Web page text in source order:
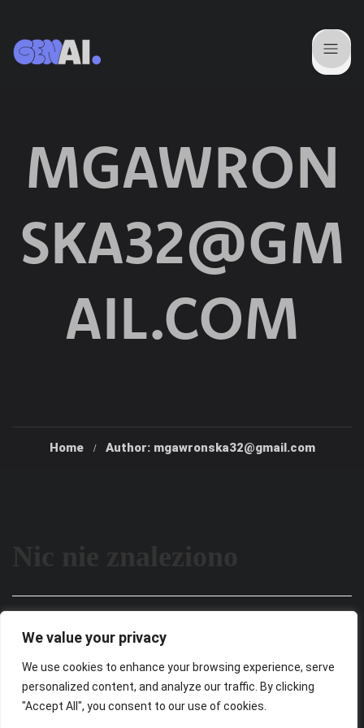
We value your privacy
We use cookies to enhance your browsing experience, serve
personalized content, and analyze our traffic. By clicking
"Accept All", you consent to our use of cookies.
MGAWRON
SKA32@GM
AIL.COM
Home Author: mgawronska32@gmail.com
szukasz. Być może wyszukiwanie może pomóc.